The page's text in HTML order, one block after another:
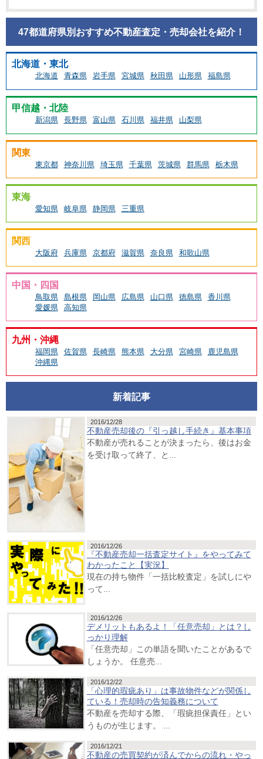
47都道府県別おすすめ不動産査定・売却会社を紹介！
北海道・東北
北海道 青森県 岩手県 宮城県 秋田県 山形県 福島県
甲信越・北陸
新潟県 長野県 富山県 石川県 福井県 山梨県
関東
東京都 神奈川県 埼玉県 千葉県 茨城県 群馬県 栃木県
東海
愛知県 岐阜県 静岡県 三重県
関西
大阪府 兵庫県 京都府 滋賀県 奈良県 和歌山県
中国・四国
鳥取県 島根県 岡山県 広島県 山口県 徳島県
香川県
愛媛県
高知県
九州・沖縄
福岡県 佐賀県 長崎県 熊本県 大分県 宮崎県
鹿児島県
沖縄県
新着記事
2016/12/28
不動産売却後の『引っ越し手続き』基本事項
不動産が売れることが決まったら、後はお金
を受け取って終了、と...
2016/12/26
『不動産売却一括査定サイト』をやってみて
わかったこと【実況】
現在の持ち物件「一括比較査定」を試しにや
って...
2016/12/26
デメリットもあるよ！「任意売却」とは？し
っかり理解
「任意売却」この単語を聞いたことがあるで
しょうか。 任意売...
2016/12/22
「心理的瑕疵あり」は事故物件などが関係し
ている！売却時の告知義務について
不動産を売却する際、「瑕疵担保責任」とい
うものが生じます。 ...
2016/12/21
不動産の売買契約が済んでからの流れ・やっ